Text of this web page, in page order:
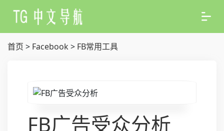
首页 > Facebook> FB常用工具
FB广告受众分析